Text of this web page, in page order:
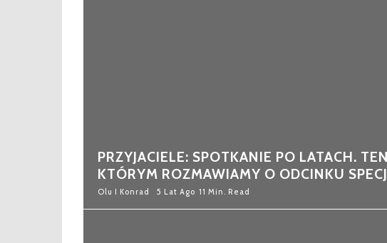
PRZYJACIELE: SPOTKANIE PO LATACH.
KTÓRYM ROZMAWIAMY O ODCINKU
Olu I Konrad 5 Lat Ago 11 Min. Read